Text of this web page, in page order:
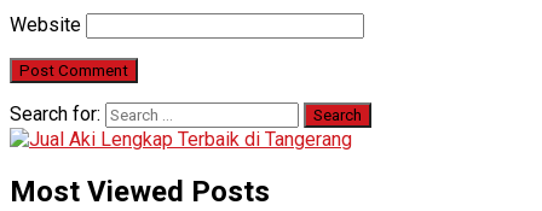
Website
Search for:
Most Viewed Posts